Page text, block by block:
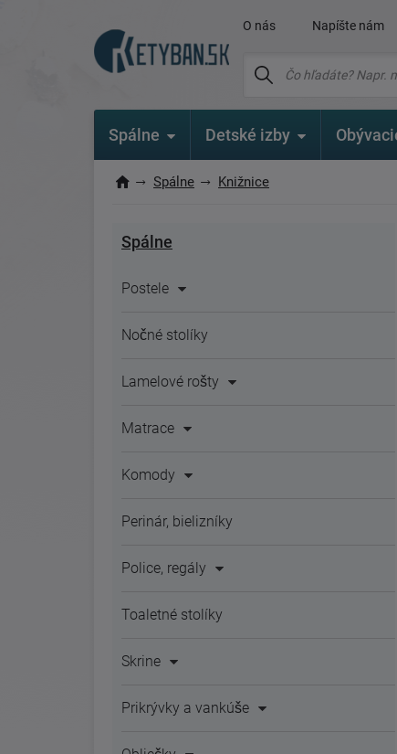
O nás Napíšte nám
Spálne Detské izby
Spálne Knižnice
Spálne
Postele
Nočné stolíky
Lamelové rošty
Matrace
Komody
Perinár, bielizníky
Police, regály
Toaletné stolíky
Skrine
Prikrývky a vankúše